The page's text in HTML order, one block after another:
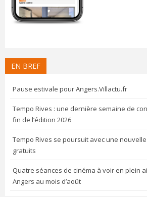
EN BREF
Pause estivale pour Angers.Villactu.fr
Tempo Rives : une dernière semaine de
fin de l’édition 2026
Tempo Rives se poursuit avec une
gratuits
Quatre séances de cinéma à voir en plein
Angers au mois d’août